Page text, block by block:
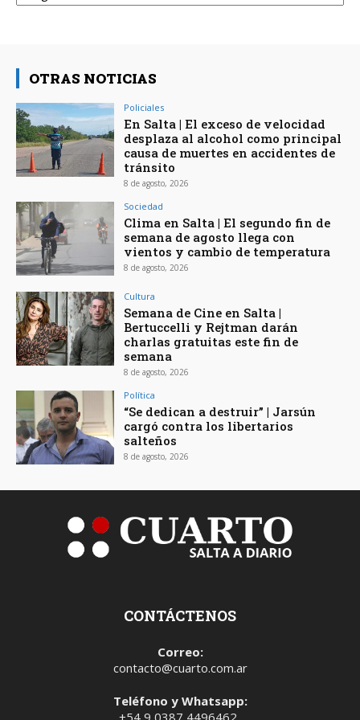
OTRAS NOTICIAS
Policiales
En Salta | El exceso de velocidad
desplaza al alcohol como principal
causa de muertes en accidentes de
tránsito
8 de agosto, 2026
Sociedad
Clima en Salta | El segundo fin de
semana de agosto llega con
vientos y cambio de temperatura
8 de agosto, 2026
Cultura
Semana de Cine en Salta |
Bertuccelli y Rejtman darán
charlas gratuitas este fin de
semana
8 de agosto, 2026
Política
“Se dedican a destruir” | Jarsún
cargó contra los libertarios
salteños
8 de agosto, 2026
CONTÁCTENOS
Correo:
contacto@cuarto.com.ar
Teléfono y Whatsapp: